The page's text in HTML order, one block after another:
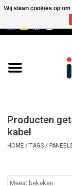
Merken
Bel ons op +32 3 353
Producten
kabel
HOME / TAGS /
Wij slaan cookies op